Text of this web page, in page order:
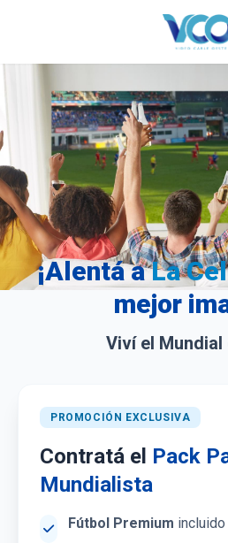
¡Alentá aLa
mejor
Viví el Mundial
PROMOCIÓN EXCLUSIVA
Contratá el Pack
Mundialista
Fútbol Premium incluido